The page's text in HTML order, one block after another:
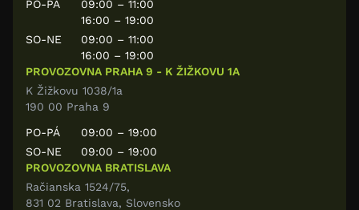
PO-PÁ
09:00 – 11:00
16:00 – 19:00
SO-NE
09:00 – 11:00
16:00 – 19:00
PROVOZOVNA PRAHA 9 - K ŽIŽKOVU 1A
K Žižkovu 1038/1a
190 00 Praha 9
PO-PÁ
09:00 – 19:00
SO-NE
09:00 – 19:00
PROVOZOVNA BRATISLAVA
Račianska 1524/75,
831 02 Bratislava, Slovensko